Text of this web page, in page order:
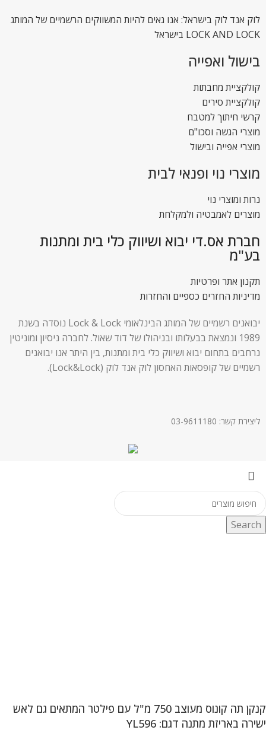
לוק אנד לוק בישראל: אנו גאים להיות המשווקים הרשמיים של המותג
LOCK AND LOCK בישראל
בישול ואפייה
קולקציית מחבתות
קולקציית סירים
קרשי חיתוך למטבח
מוצרי הגשה וסכו"ם
מוצרי אפייה ובישול
מוצרי נוי ופנאי לבית
נרות ומוצרי נוי
מוצרים לאמבטיה ולמקלחת
חברת אס.די יבוא ושיווק כלי בית ומתנות
בע"מ
תקנון אתר ופרטיות
מדיניות החזרים כספיים והחזרות
יבואנים רשמיים של המותג הבינלאומי Lock & Lock נוסדה בשנת
1989 ונמצאת בבעלותו ובניהולו של דוד שאול. לחברה ניסיון ומוניטין
נרחבים בתחום יבוא ושיווק כלי בית ומתנות, בין היתר אנו יבואנים
רשמיים של קופסאות האחסון לוק אנד לוק (Lock&Lock).
ליצירת קשר: 03-9611180
Search
קנקן תה קונוס מעוצב 750 מ"ל עם פילטר המתאים גם לאש
ישירה באריזת מתנה דגם: YL596